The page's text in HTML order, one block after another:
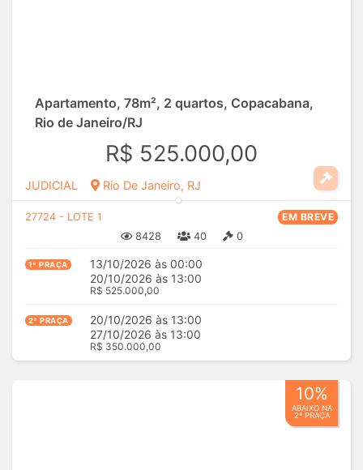
Apartamento, 78m², 2 quartos, Copacabana,
Rio de Janeiro/RJ
R$ 525.000,00
JUDICIAL Rio De Janeiro, RJ
27724 - LOTE 1
EM BREVE
8428
40 0
1ª PRAÇA
13/10/2026 às 00:00
20/10/2026 às 13:00
R$ 525.000,00
2ª PRAÇA
20/10/2026 às 13:00
27/10/2026 às 13:00
R$ 350.000,00
10%
ABAIXO NA
2ª PRAÇA